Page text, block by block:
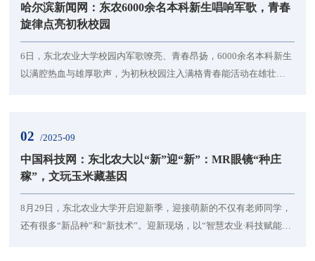
钻记者鼻孔。听着锅包肉的酸甜汁在锅里滋滋...
哈尔滨新闻网：东农6000余名本科新生唱响军歌，青春
旋律点亮初秋校园
6日，东北农业大学校园内军歌嘹亮、青春昂扬，6000余名本科新生
以满腔热血与雄厚歌声，为初秋校园注入满格青春能活动在雄壮激
满，用激昂旋律与恢弘和声唱响红色经典与青春旋律。他们眼神朝
气坚定、动作铿锵有力，在《歌唱祖国》《强军战歌》《...
02 /2025-09
中国科技网：东北农大以“新”迎“新”：MR眼镜“种庄
稼”，文玩玉米藏基因
8月29日，东北农业大学开启迎新季，迎接萌新的不仅有老师同学，
还有很多“新品种”和“新技术”。迎新现场，以“智慧农业·科技赋能未